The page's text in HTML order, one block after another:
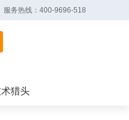
服务热线：400-9696-518
猎头